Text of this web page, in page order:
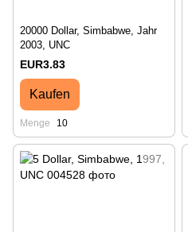
20000 Dollar, Simbabwe, Jahr
2003, UNC
EUR3.83
Kaufen
Menge 10